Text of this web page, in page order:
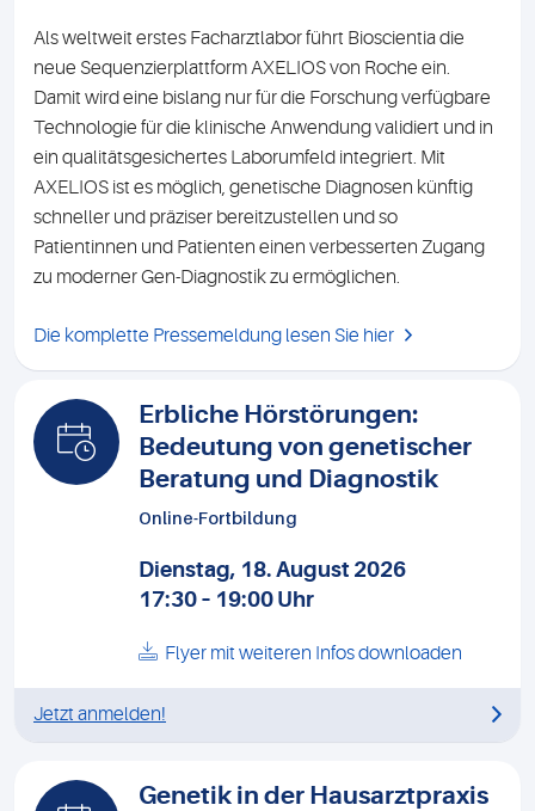
Als weltweit erstes Facharztlabor führt Bioscientia die
neue Sequenzierplattform AXELIOS von Roche ein.
Damit wird eine bislang nur für die Forschung verfügbare
Technologie für die klinische Anwendung validiert und in
ein qualitätsgesichertes Laborumfeld integriert. Mit
AXELIOS ist es möglich, genetische Diagnosen künftig
schneller und präziser bereitzustellen und so
Patientinnen und Patienten einen verbesserten Zugang
zu moderner Gen-Diagnostik zu ermöglichen.
Die komplette Pressemeldung lesen Sie hier
Erbliche Hörstörungen:
Bedeutung von genetischer
Beratung und Diagnostik
Online-Fortbildung
Dienstag, 18. August 2026
17:30 – 19:00 Uhr
Flyer mit weiteren Infos downloaden
Jetzt anmelden!
Genetik in der Hausarztpraxis